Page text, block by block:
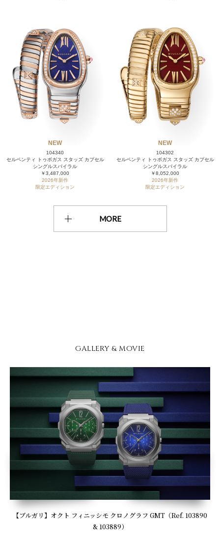
NEW
104340
セルペンティ トゥボガス スタッズ カプセル
シングルスパイラル
￥3,487,000
2026年新作
限定エディション
NEW
104302
セルペンティ トゥボガス スタッズ カプセル
シングルスパイラル
￥8,052,000
2026年新作
限定エディション
MORE
GALLERY & MOVIE
【ブルガリ】オクト フィニッシモ クロノグラフ GMT（Ref. 103890
& 103889）